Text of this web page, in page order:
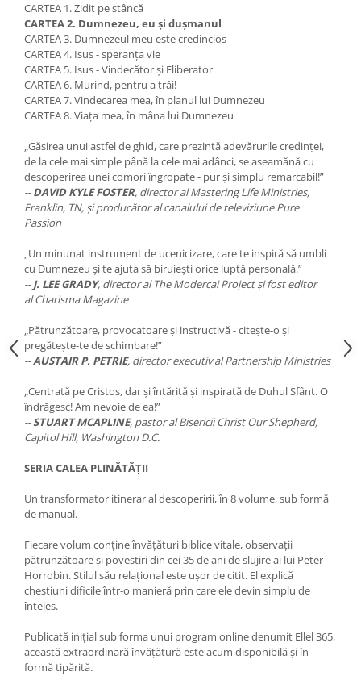
CARTEA 1. Zidit pe stâncă
CARTEA 2. Dumnezeu, eu şi duşmanul
CARTEA 3. Dumnezeul meu este credincios
CARTEA 4. Isus - speranţa vie
CARTEA 5. Isus - Vindecător şi Eliberator
CARTEA 6. Murind, pentru a trăi!
CARTEA 7. Vindecarea mea, în planul lui Dumnezeu
CARTEA 8. Viaţa mea, în mâna lui Dumnezeu
„Găsirea unui astfel de ghid, care prezintă adevărurile credinţei,
de la cele mai simple până la cele mai adânci, se aseamănă cu
descoperirea unei comori îngropate - pur şi simplu remarcabil!”
--DAVID KYLE FOSTER, director al Mastering Life Ministries,
Franklin, TN, şi producător al canalului de televiziune Pure
Passion
„Un minunat instrument de ucenicizare, care te inspiră să umbli
cu Dumnezeu şi te ajuta să biruieşti orice luptă personală.”
--J. LEE GRADY, director al The Modercai Project şi fost editor
al Charisma Magazine
„Pătrunzătoare, provocatoare şi instructivă - citeşte-o şi
pregăteşte-te de schimbare!”
--AUSTAIR P. PETRIE, director executiv al Partnership Ministries
„Centrată pe Cristos, dar şi întărită şi inspirată de Duhul Sfânt. O
îndrăgesc! Am nevoie de ea!”
--STUART MCAPLINE, pastor al Bisericii Christ Our Shepherd,
Capitol Hill, Washington D.C.
SERIA CALEA PLINĂTĂŢII
Un transformator itinerar al descoperirii, în 8 volume, sub formă
de manual.
Fiecare volum conţine învăţături biblice vitale, observaţii
pătrunzătoare şi povestiri din cei 35 de ani de slujire ai lui Peter
Horrobin. Stilul său relaţional este uşor de citit. El explică
chestiuni dificile într-o manieră prin care ele devin simplu de
înţeles.
Publicată iniţial sub forma unui program online denumit Ellel 365,
această extraordinară învăţătură este acum disponibilă şi în
formă tipărită.